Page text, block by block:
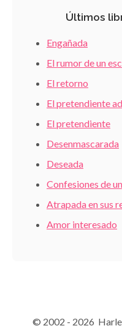
Últimos
Engañada
El rumor de un
El retorno
El pretendiente
El pretendiente
Desenmascarada
Deseada
Confesiones de
Atrapada en sus
Amor interesado
© 2002 - 2026